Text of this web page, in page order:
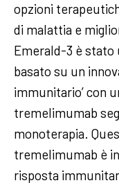
opzioni
di malattia e
Emerald-3 è
basato su un
immunitario’ con
tremelimumab
monoterapia.
tremelimumab è in
risposta